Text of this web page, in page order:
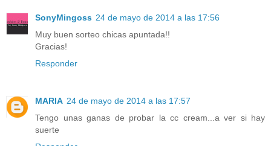
SonyMingoss 24 de mayo de 2014 a las 17:56
Muy buen sorteo chicas apuntada!!
Gracias!
Responder
MARIA 24 de mayo de 2014 a las 17:57
Tengo unas ganas de probar la cc cream...a ver si hay
suerte